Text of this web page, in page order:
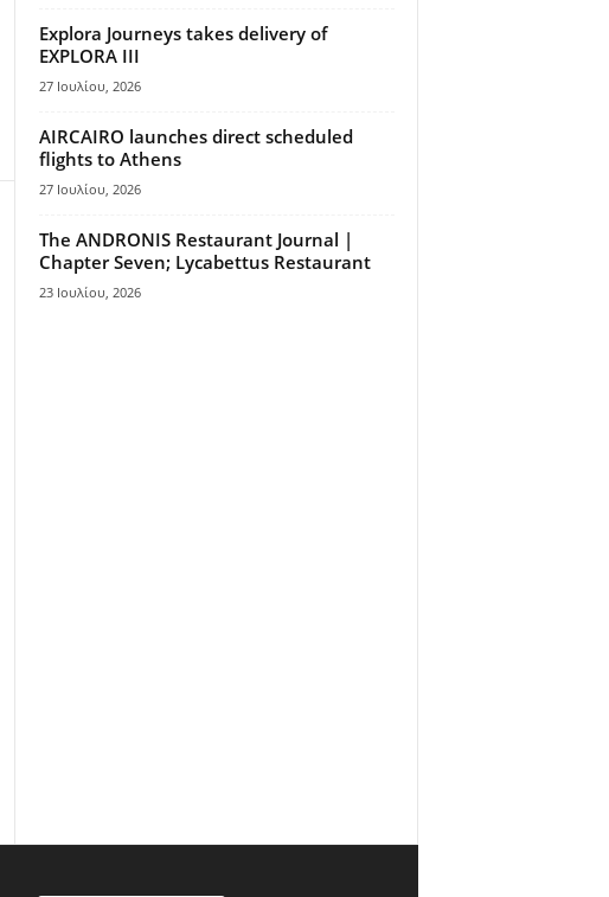
Explora Journeys takes delivery of
EXPLORA III
27 Ιουλίου, 2026
AIRCAIRO launches direct scheduled
flights to Athens
27 Ιουλίου, 2026
The ANDRONIS Restaurant Journal |
Chapter Seven; Lycabettus Restaurant
23 Ιουλίου, 2026